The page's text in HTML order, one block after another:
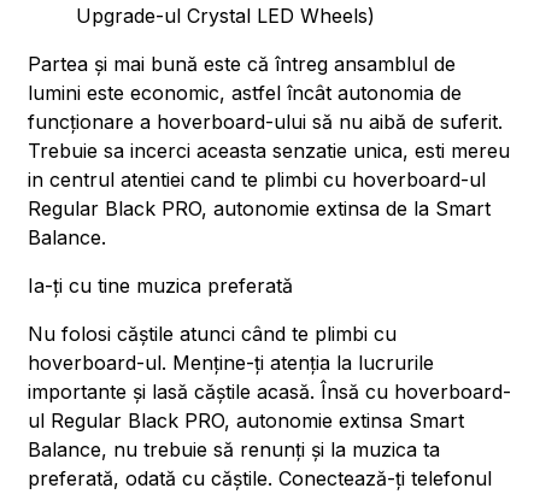
Upgrade-ul Crystal LED Wheels)
Partea și mai bună este că întreg ansamblul de
lumini este economic, astfel încât autonomia de
funcționare a hoverboard-ului să nu aibă de suferit.
Trebuie sa incerci aceasta senzatie unica, esti mereu
in centrul atentiei cand te plimbi cu hoverboard-ul
Regular Black PRO, autonomie extinsa de la Smart
Balance.
Ia-ți cu tine muzica preferată
Nu folosi căștile atunci când te plimbi cu
hoverboard-ul. Menține-ți atenția la lucrurile
importante și lasă căștile acasă. Însă cu hoverboard-
ul Regular Black PRO, autonomie extinsa Smart
Balance, nu trebuie să renunți și la muzica ta
preferată, odată cu căștile. Conectează-ți telefonul